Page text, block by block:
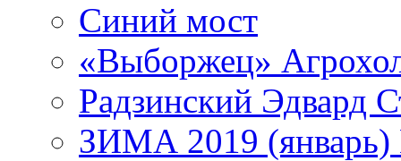
Синий мост
«Выборжец»
Радзинский Эдвард
ЗИМА 2019 (январь)